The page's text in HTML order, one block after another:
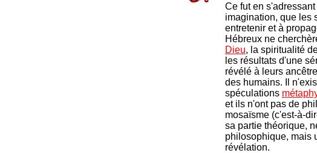
Ce fut en
imagination, que les
entretenir et à
Hébreux ne
Dieu, la spiritualité
les résultats d'une
révélé à leurs
des humains. Il
spéculations
et ils n'ont pas de
mosaïsme (c'est-à-
sa partie théorique,
philosophique, mais
révélation.